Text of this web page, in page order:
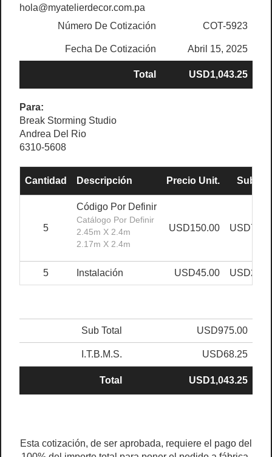
hola@myatelierdecor.com.pa
Número De Cotización
COT-5923
Fecha De Cotización Abril 15, 2025
Total USD1,043.25
Para:
Break Storming Studio
Andrea Del Rio
6310-5608
Cantidad Descripción Precio Unit. Sub
5
Código Por Definir
Catálogo Por Definir
2.45m X 2.4m
2.17m X 2.4m
USD150.00
5 Instalación USD45.00
Sub Total USD975.00
I.T.B.M.S. USD68.25
Total USD1,043.25
Esta cotización, de ser aprobada, requiere el pago del